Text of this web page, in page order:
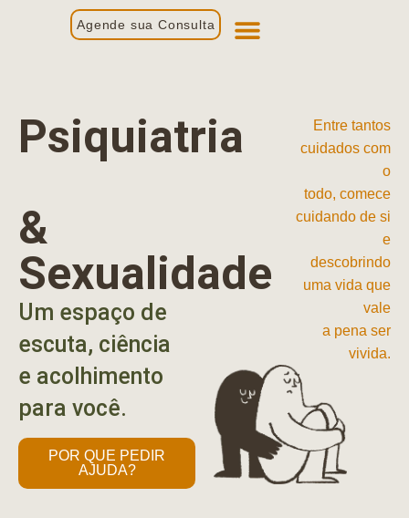
Agende sua Consulta
Psiquiatria
&
Sexualidade
Um espaço de
escuta, ciência
e acolhimento
para você.
POR QUE PEDIR
AJUDA?
Entre tantos
cuidados com
o
todo, comece
cuidando de si
e
descobrindo
uma vida que
vale
a pena ser
vivida.